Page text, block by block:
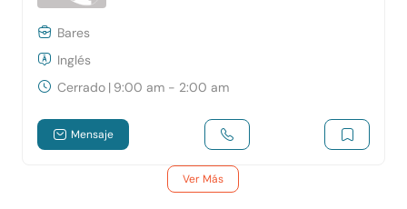
Bares
Inglés
Cerrado | 9:00 am - 2:00 am
Mensaje
Ver Más